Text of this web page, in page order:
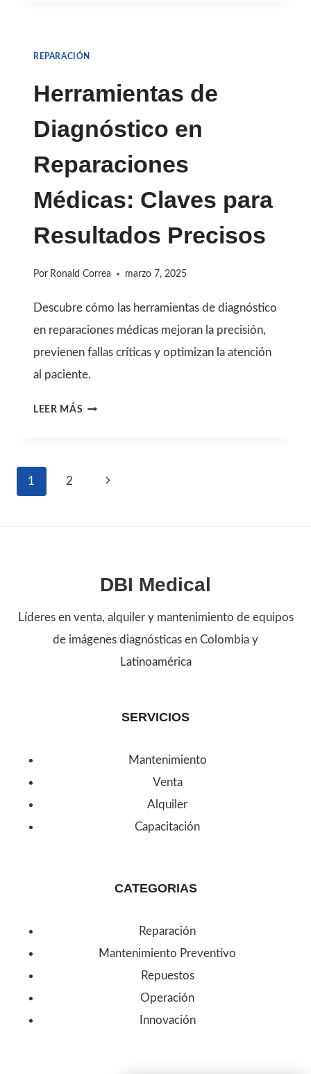
COMPONENTES
IMAGENOLOGÍA:
DURABILIDAD
Y
REPARACIÓN
Herramientas de
Diagnóstico en
Reparaciones
Médicas: Claves para
Resultados Precisos
Por Ronald Correa marzo 7, 2025
Descubre cómo las herramientas de diagnóstico
en reparaciones médicas mejoran la precisión,
previenen fallas críticas y optimizan la atención
al paciente.
LEER MÁSHERRAMIENTAS
RESULTADOS
Navegación
de
1 2 Siguiente
DBI Medical
Líderes en venta, alquiler y mantenimiento de equipos
de imágenes diagnósticas en Colombia y
Latinoamérica
SERVICIOS
Mantenimiento
Venta
Alquiler
Capacitación
CATEGORIAS
Reparación
Mantenimiento Preventivo
Repuestos
Operación
Innovación